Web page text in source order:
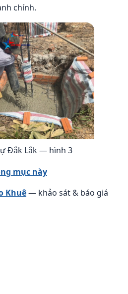
chính.
Đắk Lắk — hình 3
mục này
Khuê— khảo sát & báo giá